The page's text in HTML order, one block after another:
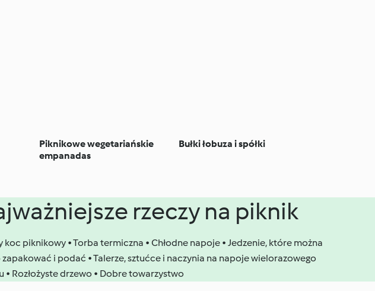
Piknikowe wegetariańskie
empanadas
Bułki łobuza i spółki
rzeczy na piknik
koc piknikowy • Torba termiczna • Chłodne napoje • Jedzenie, które można
zapakować i podać • Talerze, sztućce i naczynia na napoje wielorazowego
• Rozłożyste drzewo • Dobre towarzystwo